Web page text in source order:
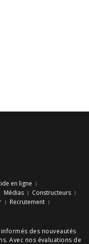
en ligne
Médias
Constructeurs
Recrutement
des nouveautés
. Avec nos évaluations de